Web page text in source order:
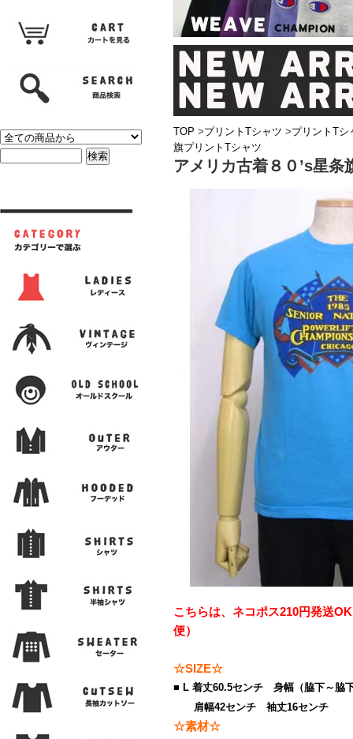
TOP >プリントTシャツ >プリントTシ
旗プリントTシャツ
アメリカ古着８０’s星条
こちらは、ネコポス210円発送
便）
☆SIZE☆
■ L 着丈60.5センチ 身幅（脇下～脇
肩幅42センチ 袖丈16センチ
☆素材☆